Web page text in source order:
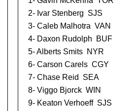
2- Ivar Stenberg SJS
3- Caleb Malhotra VAN
4- Daxon Rudolph
BUF
5-Alberts Smits NYR
6- Carson Carels CGY
7- Chase Reid
SEA
8- Viggo Bjorck WIN
9- Keaton Verhoeff SJS